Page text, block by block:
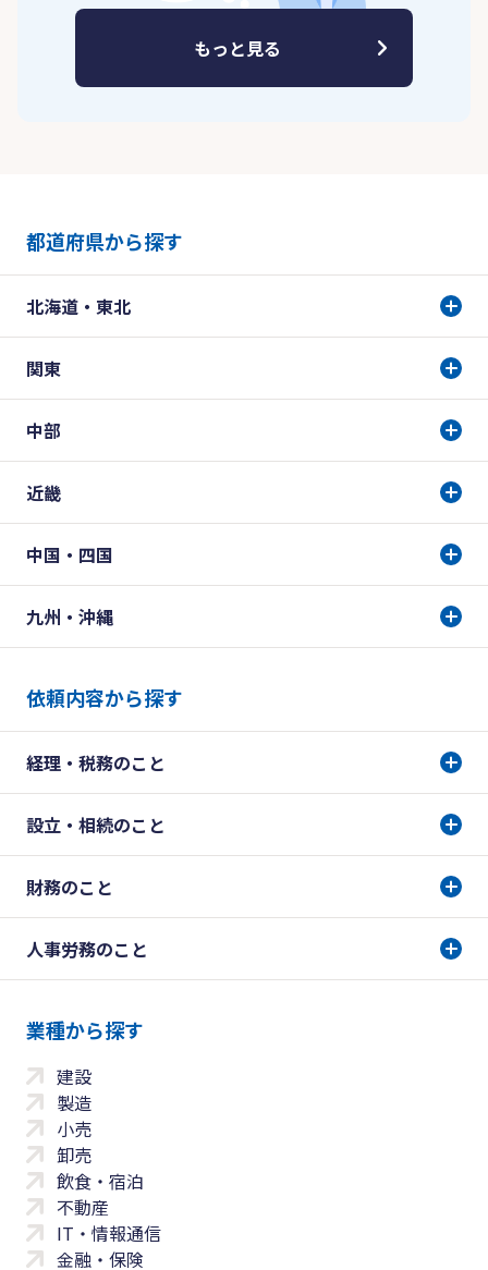
もっと見る
都道府県から探す
北海道・東北
関東
中部
近畿
中国・四国
九州・沖縄
依頼内容から探す
経理・税務のこと
設立・相続のこと
財務のこと
人事労務のこと
業種から探す
建設
製造
小売
卸売
飲食・宿泊
不動産
IT・情報通信
金融・保険